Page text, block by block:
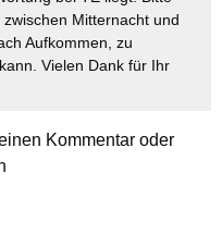
Mitternacht und
Aufkommen, zu
Vielen Dank für Ihr
Kommentar oder